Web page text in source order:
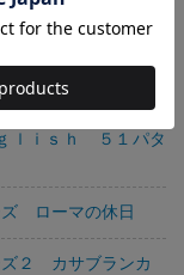
”
つくる！ パーフェ
ｌｉｓｈ ５１パタ
ローマの休日
２ カサブランカ